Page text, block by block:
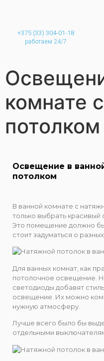
+375 (33) 304-01-18
работаем 24/7
комнате
потолком
Освещение в
потолком
В ванной комнате с
только выбрать красивый
Это помещение должно
стоит задуматься о
Для ванных комнат, как
потолочное освещение.
светодиоды добавят
освещение. Их можно
нужную атмосферу.
Лучше всего было бы
отдельными